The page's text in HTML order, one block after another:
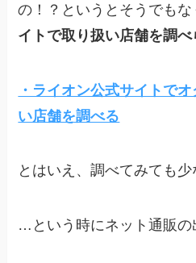
の！？というとそうでもな
イトで取り扱い店舗を調べ
・ライオン公式サイトで
い店舗を調べる
とはいえ、調べてみても
…という時にネット通販の